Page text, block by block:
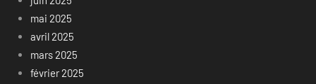
mai 2025
avril 2025
mars 2025
février 2025